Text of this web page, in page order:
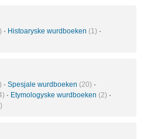
· Histoaryske wurdboeken (1) ·
· Spesjale wurdboeken (20) ·
· Etymologyske wurdboeken (2) ·